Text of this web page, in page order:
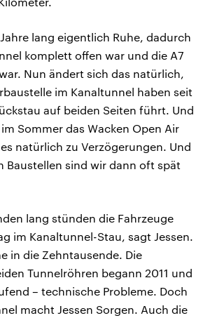
lang eigentlich Ruhe, dadurch
komplett offen war und die A7
Nun ändert sich das natürlich,
im Kanaltunnel haben seit
auf beiden Seiten führt. Und
Sommer das Wacken Open Air
natürlich zu Verzögerungen. Und
Baustellen sind wir dann oft spät
lang stünden die Fahrzeuge
im Kanaltunnel-Stau, sagt Jessen.
in die Zehntausende. Die
Tunnelröhren begann 2011 und
– technische Probleme. Doch
macht Jessen Sorgen. Auch die